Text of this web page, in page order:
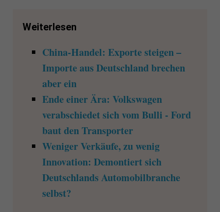
Weiterlesen
China-Handel: Exporte steigen –
Importe aus Deutschland brechen
aber ein
Ende einer Ära: Volkswagen
verabschiedet sich vom Bulli - Ford
baut den Transporter
Weniger Verkäufe, zu wenig
Innovation: Demontiert sich
Deutschlands Automobilbranche
selbst?